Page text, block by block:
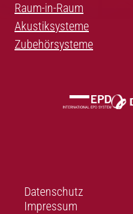
Raum-in-Raum
Akustiksysteme
Zubehörsysteme
Datenschutz
Impressum